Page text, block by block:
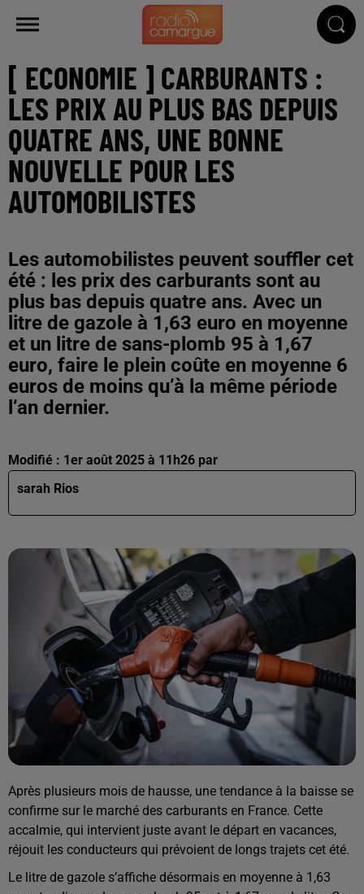
[ ECONOMIE ] CARBURANTS :
LES PRIX AU PLUS BAS DEPUIS
QUATRE ANS, UNE BONNE
NOUVELLE POUR LES
AUTOMOBILISTES
Les automobilistes peuvent souffler cet
été : les prix des carburants sont au
plus bas depuis quatre ans. Avec un
litre de gazole à 1,63 euro en moyenne
et un litre de sans-plomb 95 à 1,67
euro, faire le plein coûte en moyenne 6
euros de moins qu’à la même période
l’an dernier.
Modifié : 1er août 2025 à 11h26 par
sarah Rios
Après plusieurs mois de hausse, une tendance à la baisse se
confirme sur le marché des carburants en France. Cette
accalmie, qui intervient juste avant le départ en vacances,
réjouit les conducteurs qui prévoient de longs trajets cet été.
Le litre de gazole s’affiche désormais en moyenne à 1,63